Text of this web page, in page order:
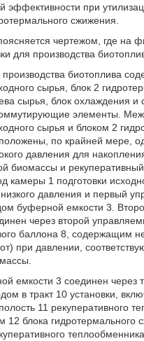
эффективности при
сжижения.
чертежом, где на
для производства
биотоплива
сырья, блок 2
сырья, блок охлаждения и
элементы.
сырья и блоком 2
по крайней мере,
давления для
биомассы и
камеры 1 подготовки
давления и первый
буферной емкости 3.
через второй
баллона 8, содержащим
при давлении,
емкости 3 соединен через
в тракт 10 установки,
11 рекуперативного
12 блока